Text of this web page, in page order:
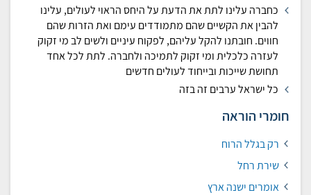
כחברה עלינו לתת את הדעת על היחס הראוי לעולים, עלינו
להבין את הקשיים שהם מתמודדים עימם ואת הזרות שהם
חווים. חובתנו להקל עליהם, לפקוח עיניים ולשים לב מי זקוק
לעזרה כלכלית ומי זקוק לתמיכה ולחברה. לתת לכל אחד
תחושת שייכות ובייחוד לעולים חדשים
כל ישראל ערבים זה בזה
חומרי הוראה
רק בגלל הרוח
שירת רחל
אומרים ישנה ארץ